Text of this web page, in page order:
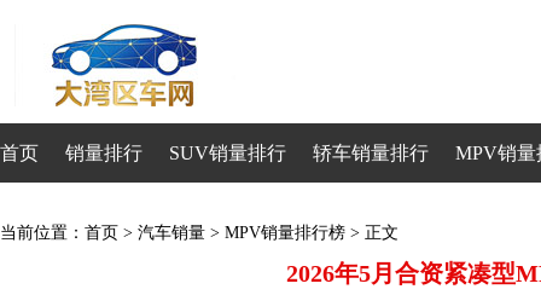
首页 销量排行 SUV销量排行 轿车销量排行 MPV销量
当前位置： 首页 > 汽车销量 > MPV销量排行榜 > 正文
2026年5月合资紧凑型